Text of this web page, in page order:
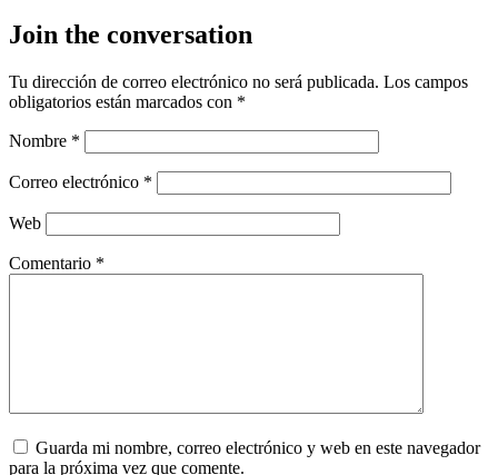
Join the conversation
Tu dirección de correo electrónico no será publicada. Los campos
obligatorios están marcados con *
Nombre *
Correo electrónico *
Web
Comentario *
Guarda mi nombre, correo electrónico y web en este navegador
para la próxima vez que comente.